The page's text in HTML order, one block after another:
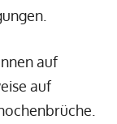
auf
auf